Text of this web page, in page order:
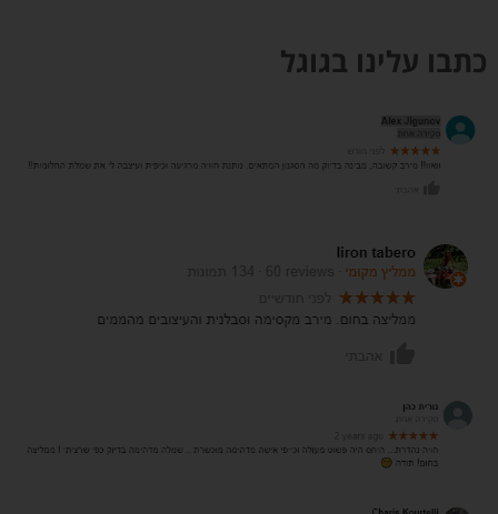
כתבו עלינו בגוגל